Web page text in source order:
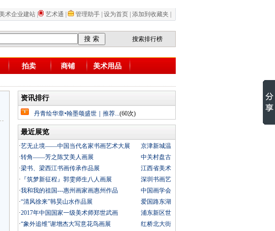
术企业建站 艺术通 管理助手 设为首页 添加到收藏夹
搜索排行榜
拍卖 商铺 美术用品
资讯排行
丹青绘华章•翰墨颂盛世｜推荐...(60次)
最近展览
·艺无止境——中国当代名家书画艺术大展
京津新城温
·转角——芳之陈艾美人画展
中关村盘古
·梁书、梁西江书画传承作品展
江西省美术
· 『筑梦新征程』郭雯师生八人画展
深圳书画艺
·我和我的祖国---惠州画家画惠州作品
中国画学会
·“清风徐来”韩昊山水作品展
爱国路东湖
·2017年中国国家一级美术师郑世武画
浦东新区世
·“象外追维”谢增杰大写意花鸟画展
红桥北大街